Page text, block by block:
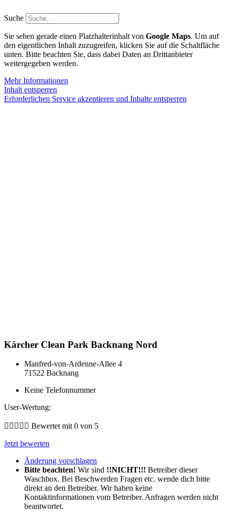
Inhalt
springen
Suche
Sie sehen gerade einen Platzhalterinhalt von Google Maps. Um auf
den eigentlichen Inhalt zuzugreifen, klicken Sie auf die Schaltfläche
unten. Bitte beachten Sie, dass dabei Daten an Drittanbieter
weitergegeben werden.
Mehr Informationen
Inhalt entsperren
Erforderlichen Service akzeptieren und Inhalte entsperren
Kärcher Clean Park Backnang Nord
Manfred-von-Ardenne-Allee 4
71522 Backnang
Keine Telefonnummer
User-Wertung:
     Bewertet mit 0 von 5
Jetzt bewerten
Änderung vorschlagen
Bitte beachten! Wir sind !!NICHT!!! Betreiber dieser
Waschbox. Bei Beschwerden Fragen etc. wende dich bitte
direkt an den Betreiber. Wir haben keine
Kontaktinformationen vom Betreiber. Anfragen werden nicht
beantwortet.